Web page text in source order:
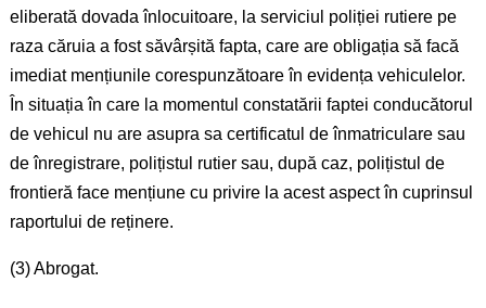
eliberată dovada înlocuitoare, la serviciul poliției rutiere pe
raza căruia a fost săvârșită fapta, care are obligația să facă
imediat mențiunile corespunzătoare în evidența vehiculelor.
În situația în care la momentul constatării faptei conducătorul
de vehicul nu are asupra sa certificatul de înmatriculare sau
de înregistrare, polițistul rutier sau, după caz, polițistul de
frontieră face mențiune cu privire la acest aspect în cuprinsul
raportului de reținere.
(3) Abrogat.